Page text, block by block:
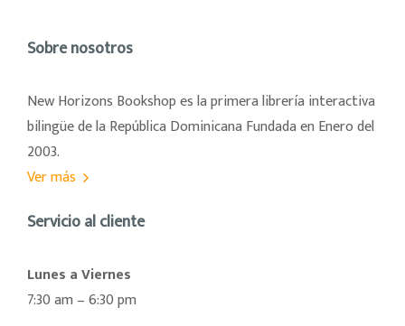
Sobre nosotros
New Horizons Bookshop es la primera librería interactiva
bilingüe de la República Dominicana Fundada en Enero del
2003.
Ver más
Servicio al cliente
Lunes a Viernes
7:30 am – 6:30 pm